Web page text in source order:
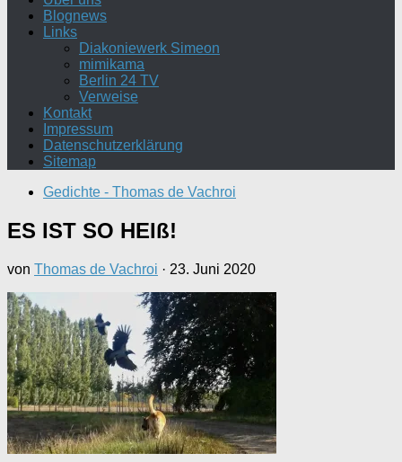
Blognews
Links
Diakoniewerk Simeon
mimikama
Berlin 24 TV
Verweise
Kontakt
Impressum
Datenschutzerklärung
Sitemap
Gedichte - Thomas de Vachroi
ES IST SO HEIß!
von Thomas de Vachroi · 23. Juni 2020